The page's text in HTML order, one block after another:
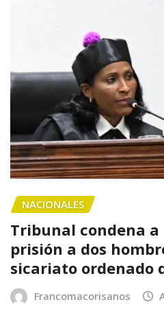
NACIONALES
Tribunal condena a
prisión a dos
sicariato ordenado
Francomacorisanos